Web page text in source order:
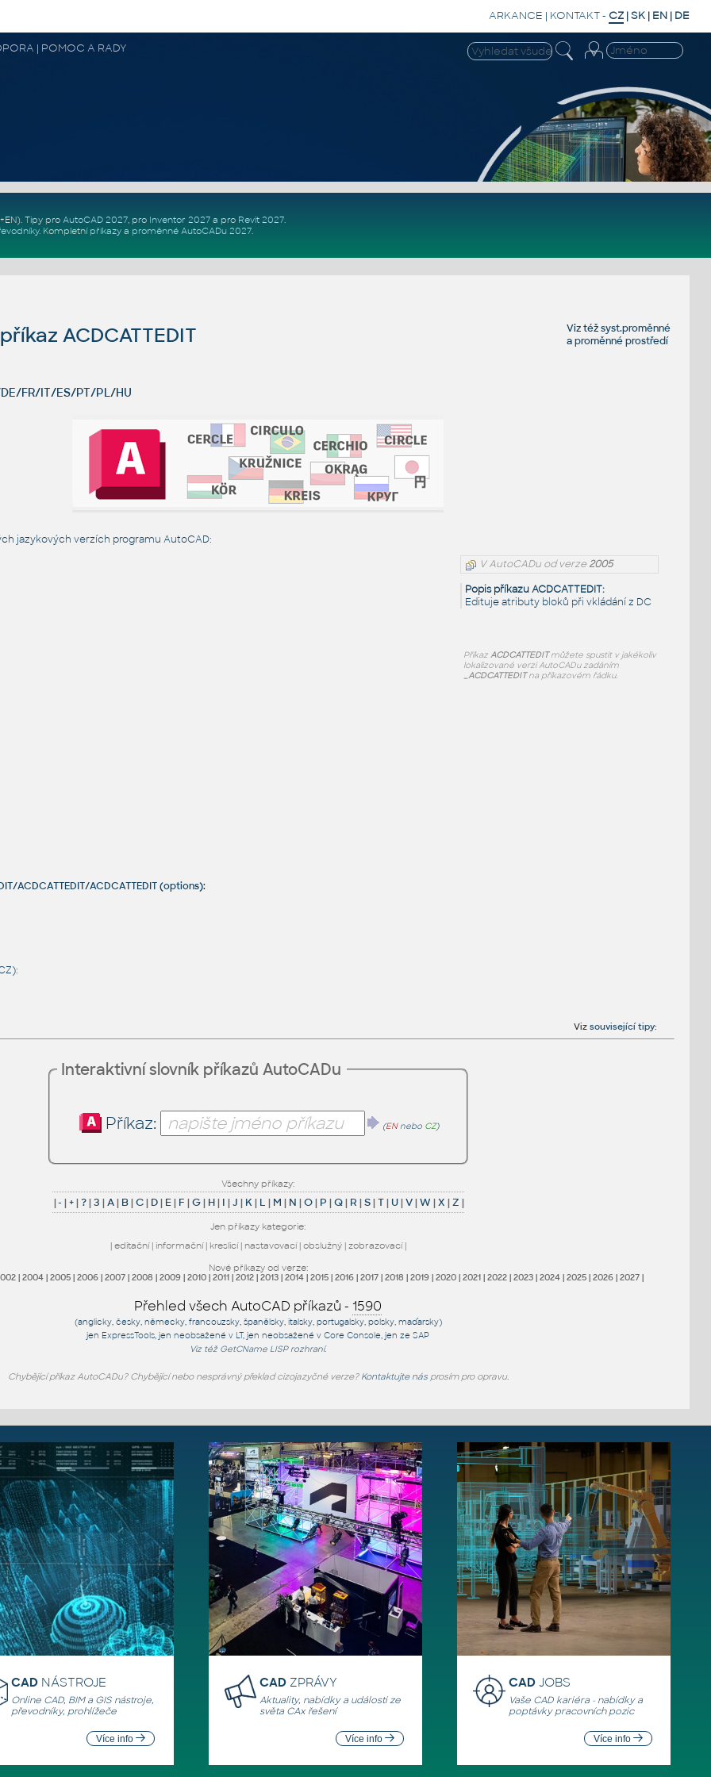
ARKANCE | KONTAKT- CZ |SK | EN | DE
| POMOC A RADY
. Tipy pro AutoCAD 2027, pro Inventor 2027a pro Revit 2027.
. Kompletní příkazya proměnné AutoCADu 2027.
Viz téžsyst.proměnné
aproměnné prostředí
ACDCATTEDIT
FR/IT/ES/PT/PL/HU
jazykových verzích programu AutoCAD:
V AutoCADu od verze2005
Popis příkazu ACDCATTEDIT:
Edituje atributy bloků při vkládání z DC
PříkazACDCATTEDITmůžete spustit v jakékoliv
lokalizované verzi AutoCADu zadáním
_ACDCATTEDITna příkazovém řádku.
ACDCATTEDIT/ACDCATTEDIT (options):
Vizsouvisející tipy:
Interaktivní slovník příkazů AutoCADu
Příkaz: (ENnebo CZ)
Všechny příkazy:
|- |+|?|3 |A| B|C| D| E| F |G| H| I |J | K| L | M | N |O| P |Q| R |S|T| U|V|W|X |Z |
Jen příkazy kategorie:
| editační| informační| kreslicí| nastavovací| obslužný| zobrazovací|
Nové příkazy od verze:
| 2004| 2005| 2006| 2007| 2008 | 2009| 2010| 2011| 2012| 2013| 2014| 2015| 2016| 2017| 2018 | 2019| 2020| 2021| 2022| 2023| 2024| 2025| 2026| 2027|
Přehled všech AutoCAD příkazů - 1590
(anglicky, česky, německy, francouzsky, španělsky, italsky, portugalsky, polsky, maďarsky)
jen ExpressTools, jenneobsažené v LT, jenneobsažené v Core Console, jenze SAP
Viz též GetCName LISP rozhraní.
Chybějící příkaz AutoCADu? Chybějící nebo nesprávný překlad cizojazyčné verze? Kontaktujte násprosím pro opravu.
CAD NÁSTROJE
Online CAD, BIM a GIS nástroje,
převodníky, prohlížeče
Více info
CAD ZPRÁVY
Aktuality, nabídky a události ze
světa CAx řešení
Více info
CADJOBS
Vaše CAD kariéra - nabídky a
poptávky pracovních pozic
Více info